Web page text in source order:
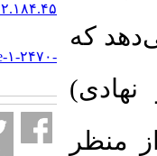
۱۰,۲۲۰۳۴/۴۲.۱۸۴.۴۵
http://jhre.ir/article-۱-۲۴۷۰-